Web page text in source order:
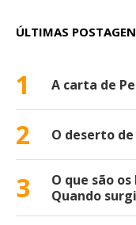
ÚLTIMAS
1 A carta de
2 O deserto
3
O que são
Quando